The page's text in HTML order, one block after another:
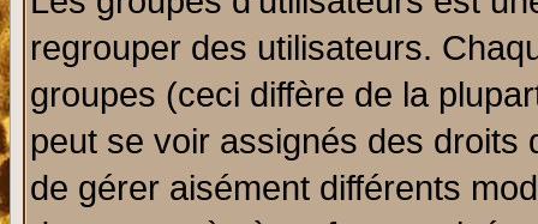
regrouper des utilisateurs.
groupes (ceci diffère de la
peut se voir assignés des
de gérer aisément différents